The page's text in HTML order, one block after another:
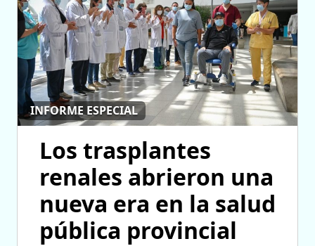
INFORME ESPECIAL
Los trasplantes
renales abrieron una
nueva era en la salud
pública provincial